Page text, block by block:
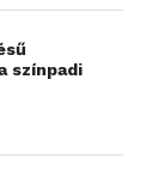
színpadi